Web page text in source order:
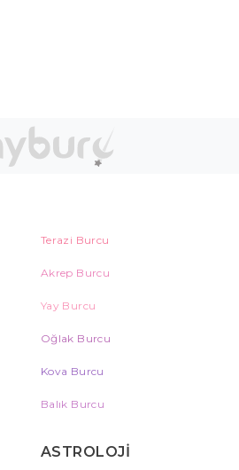
Terazi Burcu
Akrep Burcu
Yay Burcu
Oğlak Burcu
Kova Burcu
Balık Burcu
ASTROLOJİ